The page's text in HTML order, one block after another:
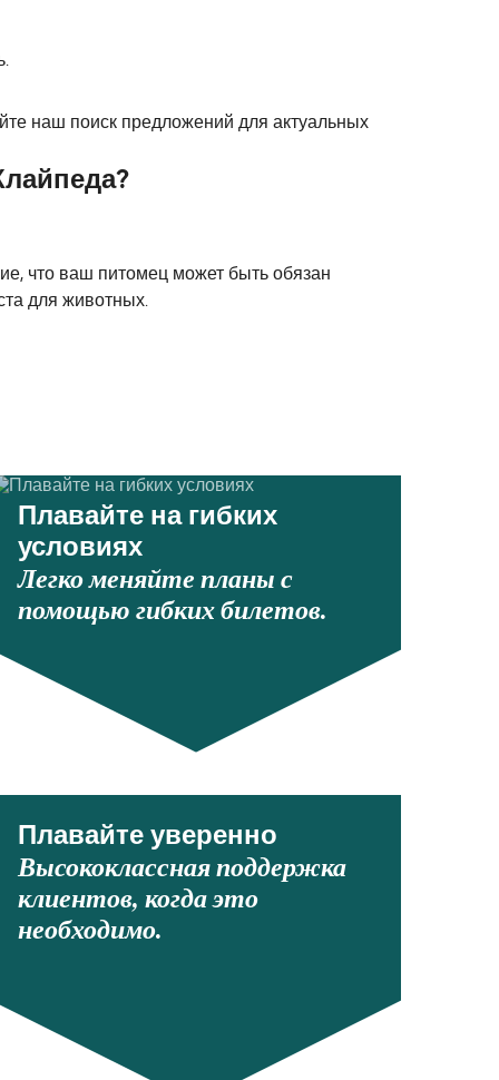
наш поиск предложений для актуальных
что ваш питомец может быть обязан
для животных.
Плавайте на гибких
условиях
Легко меняйте планы с
помощью гибких билетов.
Плавайте уверенно
Высококлассная поддержка
клиентов, когда это
необходимо.